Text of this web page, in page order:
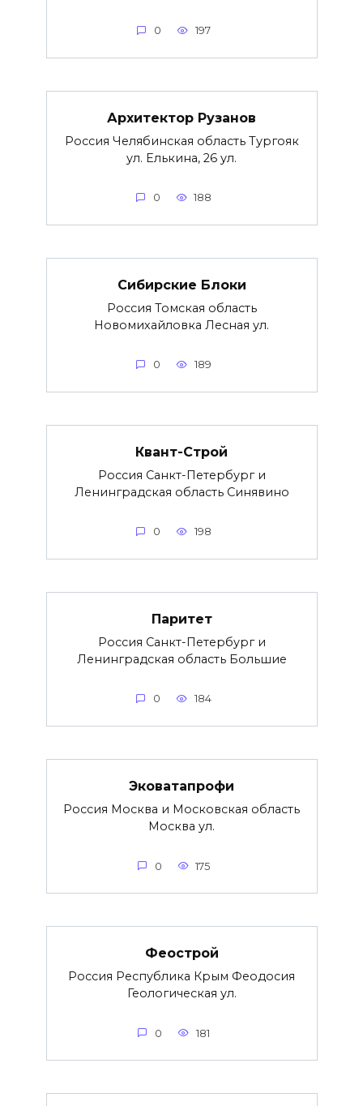
0 197
Архитектор Рузанов
Россия Челябинская область Тургояк
ул. Елькина, 26 ул.
0 188
Сибирские Блоки
Россия Томская область
Новомихайловка Лесная ул.
0 189
Квант-Строй
Россия Санкт-Петербург и
Ленинградская область Синявино
0 198
Паритет
Россия Санкт-Петербург и
Ленинградская область Большие
0 184
Эковатапрофи
Россия Москва и Московская область
Москва ул.
0 175
Феострой
Россия Республика Крым Феодосия
Геологическая ул.
0 181